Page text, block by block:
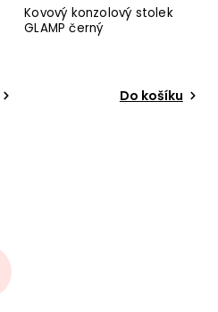
Kovový konzolový stolek
GLAMP černý
Do košíku